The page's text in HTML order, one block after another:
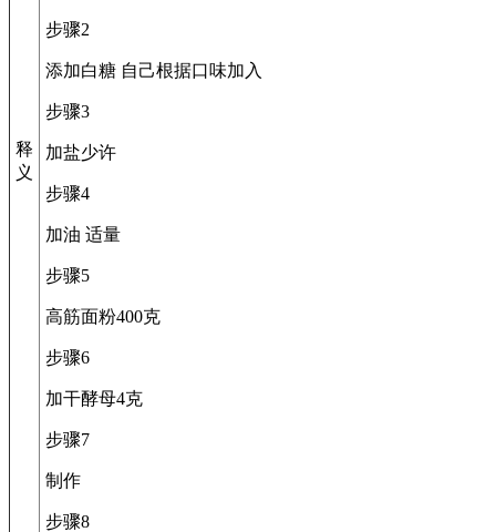
释
义
步骤2
添加白糖 自己根据口味加入
步骤3
加盐少许
步骤4
加油 适量
步骤5
高筋面粉400克
步骤6
加干酵母4克
步骤7
制作
步骤8